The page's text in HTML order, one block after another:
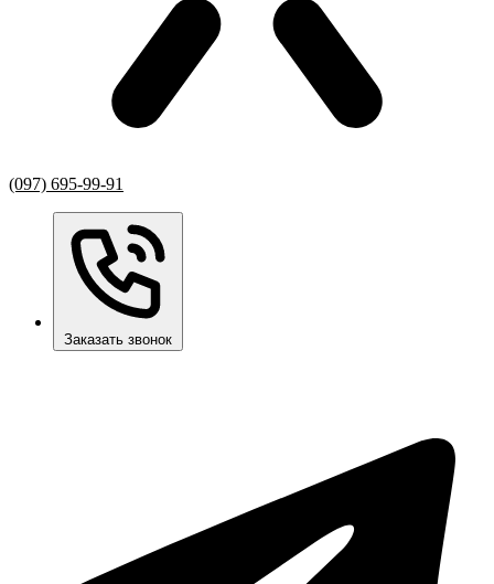
(097) 695-99-91
Заказать звонок